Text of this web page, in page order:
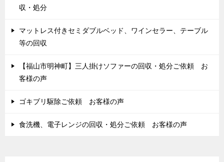
収・処分
マットレス付きセミダブルベッド、ワインセラー、テーブル
等の回収
【福山市明神町】三人掛けソファーの回収・処分ご依頼 お
客様の声
ゴキブリ駆除ご依頼 お客様の声
食洗機、電子レンジの回収・処分ご依頼 お客様の声